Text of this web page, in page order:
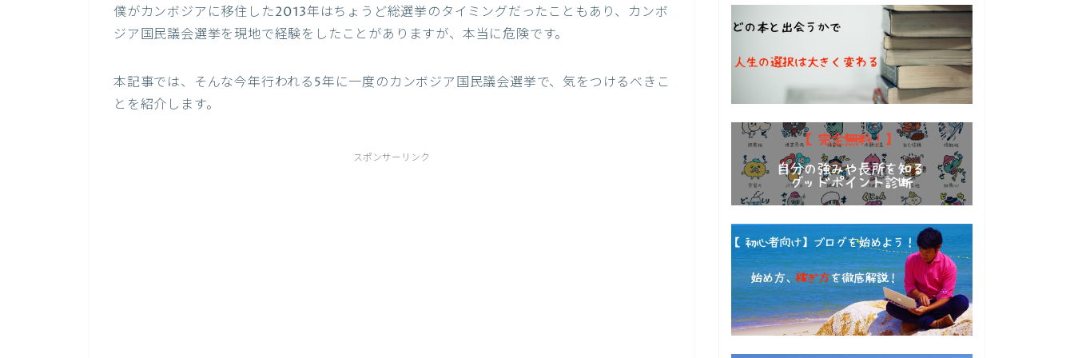
僕がカンボジアに移住した2013年はちょうど総選挙のタイミングだったこともあり、カンボ
ジア国民議会選挙を現地で経験をしたことがありますが、本当に危険です。
本記事では、そんな今年行われる5年に一度のカンボジア国民議会選挙で、気をつけるべきこ
とを紹介します。
スポンサーリンク